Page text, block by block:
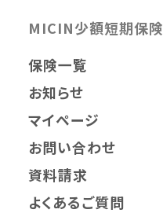
MICIN少額短期保険
保険一覧
お知らせ
マイページ
お問い合わせ
資料請求
よくあるご質問